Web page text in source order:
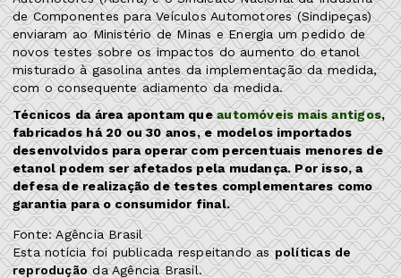
de Componentes para Veículos Automotores (Sindipeças)
enviaram ao Ministério de Minas e Energia um pedido de
novos testes sobre os impactos do aumento do etanol
misturado à gasolina antes da implementação da medida,
com o consequente adiamento da medida.
Técnicos da área apontam queautomóveis mais antigos,
fabricados há 20 ou 30 anos, e modelos importados
desenvolvidos para operar com percentuais menores de
etanol podem ser afetados pela mudança. Por isso, a
defesa de realização de testes complementares como
garantia para o consumidor final.
Fonte: Agência Brasil
Esta notícia foi publicada respeitando aspolíticas de
reproduçãoda Agência Brasil.